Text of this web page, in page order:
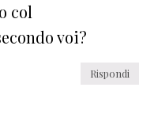
col
voi?
Rispondi